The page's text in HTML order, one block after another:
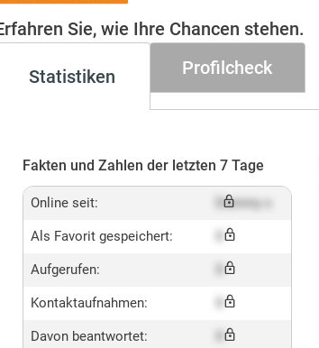
Sie, wie Ihre Chancen stehen.
Statistiken Profilcheck
Fakten und Zahlen der letzten 7 Tage
Online seit: Dummy x
Als Favorit gespeichert:
Aufgerufen:
Kontaktaufnahmen:
Davon beantwortet: